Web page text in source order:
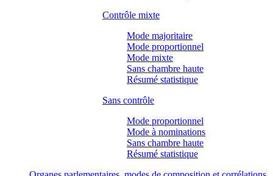
Contrôle mixte
Mode majoritaire
Mode proportionnel
Mode mixte
Sans chambre haute
Résumé statistique
Sans contrôle
Mode proportionnel
Mode à nominations
Sans chambre haute
Résumé statistique